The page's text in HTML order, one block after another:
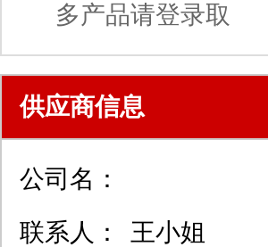
多产品请登录取
供应商信息
公司名：
联系人：
王小姐